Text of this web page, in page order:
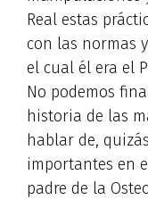
Real estas
con las normas
el cual él era el
No podemos
historia de las
hablar de,
importantes en
padre de la